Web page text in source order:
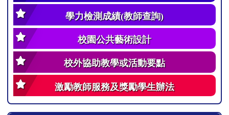
學力檢測成績(教師查詢)
校園公共藝術設計
校外協助教學或活動要點
激勵教師服務及獎勵學生辦法